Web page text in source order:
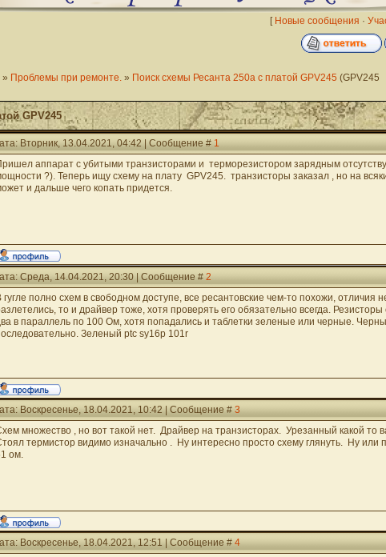
[ Новые сообщения ·
» Проблемы при ремонте. » Поиск схемы Ресанта 250а с платой GPV245 (GPV245
GPV245
Вторник, 13.04.2021, 04:42 | Сообщение #1
аппарат с убитыми транзисторами и терморезистором зарядным
?). Теперь ищу схему на плату GPV245. транзисторы заказал , но на
и дальше чего копать придется.
Среда, 14.04.2021, 20:30 | Сообщение #2
гугле полно схем в свободном доступе, все ресантовские чем-то похожи, отличия
то и драйвер тоже, хотя проверять его обязательно всегда.
в параллель по 100 Ом, хотя попадались и таблетки зеленые или черные.
Зеленый ptc sy16p 101r
Воскресенье, 18.04.2021, 10:42 | Сообщение #3
множество , но вот такой нет. Драйвер на транзисторах. Урезанный какой то
термистор видимо изначально . Ну интересно просто схему глянуть. Ну или
ом.
Воскресенье, 18.04.2021, 12:51 | Сообщение #4